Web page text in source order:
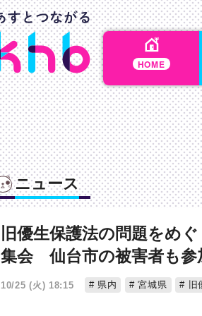
HOME
ニュース
旧優生保護法の問題をめ
集会 仙台市の被害者も参
10/25 (火) 18:15 県内 宮城県 旧